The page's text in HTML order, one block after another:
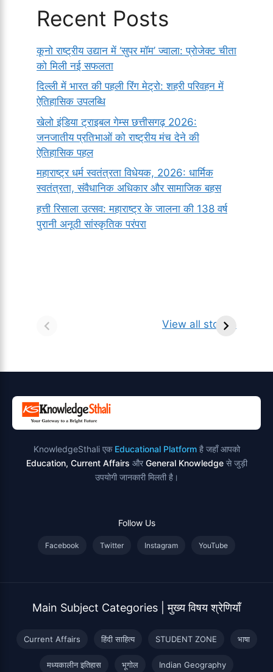
Recent Posts
कूनो राष्ट्रीय उद्यान में ‘सुपर मॉम’ ज्वाला: प्रोजेक्ट चीता
को मिली नई सफलता
दिल्ली में भारत की पहली रिंग मेट्रो: शहरी परिवहन में
ऐतिहासिक उपलब्धि
खेलो इंडिया ट्राइबल गेम्स छत्तीसगढ़ 2026:
जनजातीय प्रतिभाओं को राष्ट्रीय मंच देने की
ऐतिहासिक पहल
महाराष्ट्र धर्म स्वतंत्रता विधेयक, 2026: धार्मिक
स्वतंत्रता, संवैधानिक अधिकार और सामाजिक बहस
हत्ती रिसाला उत्सव: महाराष्ट्र के जालना की 138 वर्ष
पुरानी अनूठी सांस्कृतिक परंपरा
View all stories
किसे कहते है?
ज्योतिर्लिंग | नाम,
KnowledgeSthali एक Educational Platformहै जहाँ आपको
Education, Current Affairs और General Knowledgeसे जुड़ी
उपयोगी जानकारी मिलती है।
Follow Us
Facebook Twitter Instagram YouTube
Main Subject Categories | मुख्य विषय श्रेणियाँ
Current Affairs हिंदी साहित्य STUDENT ZONE भाषा
मध्यकालीन इतिहास भूगोल Indian Geography